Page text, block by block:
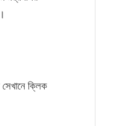
সেখানে ক্লিক